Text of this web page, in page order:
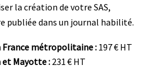
la création de votre SAS,
publiée dans un journal habilité.
France métropolitaine : 197 € HT
et Mayotte :231 € HT